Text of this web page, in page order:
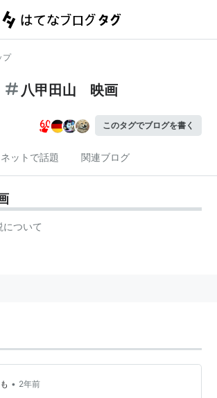
プ
八甲田山 映画
このタグでブログを書く
ネットで話題 関連ブログ
について
• 2年前